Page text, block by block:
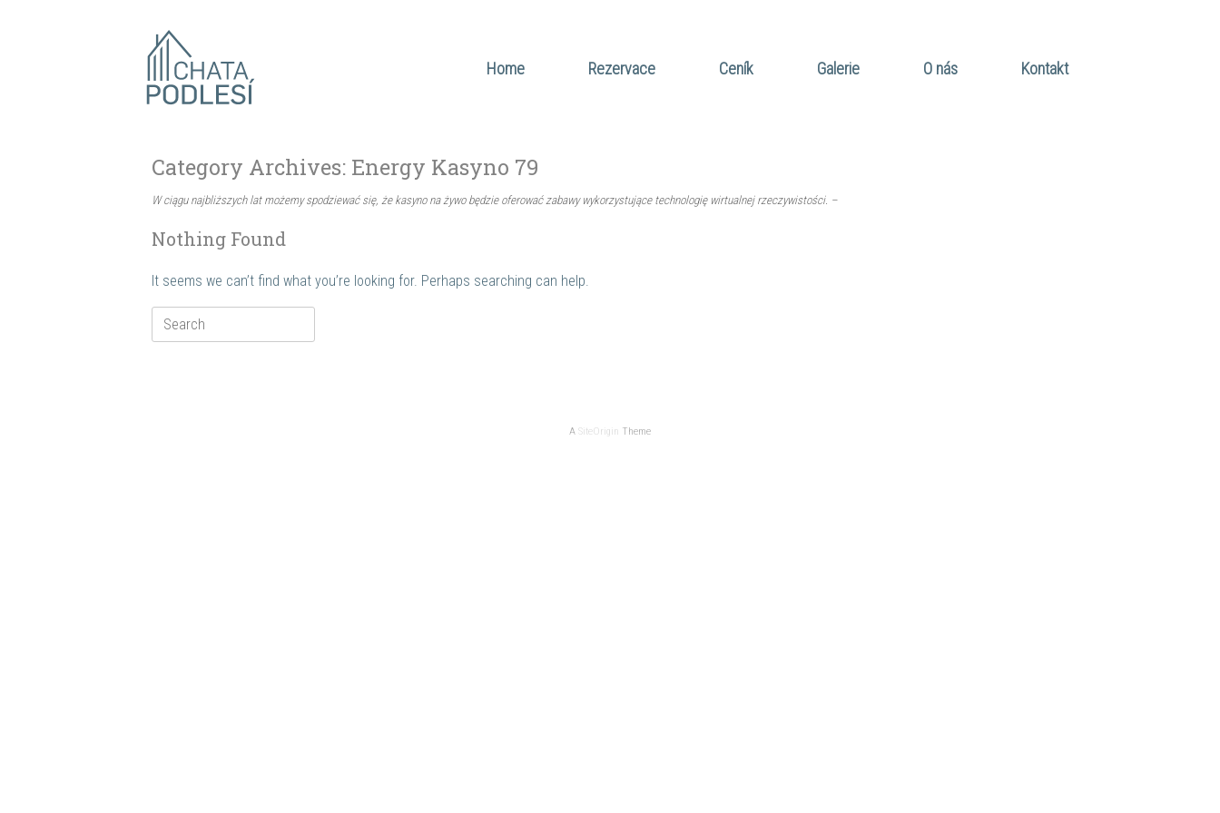
content
Home Rezervace Ceník Galerie O nás Kontakt
Category Archives: Energy Kasyno 79
W ciągu najbliższych lat możemy spodziewać się, że kasyno na żywo będzie oferować zabawy wykorzystujące technologię wirtualnej rzeczywistości. –
Nothing Found
It seems we can’t find what you’re looking for. Perhaps searching can help.
Search
for:
A SiteOrigin Theme